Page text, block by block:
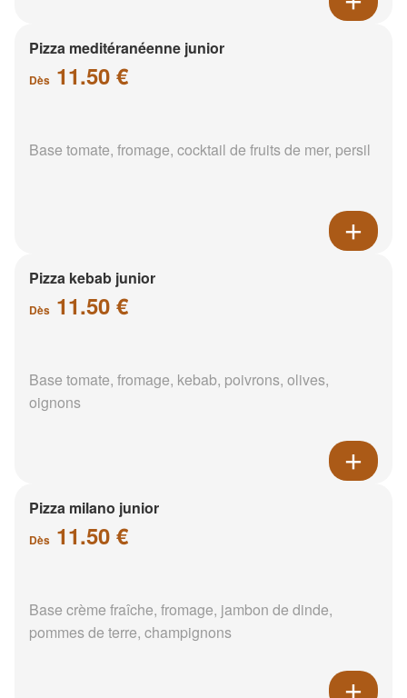
Pizza meditéranéenne junior
Dès 11.50 €
Base tomate, fromage, cocktail de fruits de mer, persil
Pizza kebab junior
Dès 11.50 €
Base tomate, fromage, kebab, poivrons, olives,
oignons
Pizza milano junior
Dès 11.50 €
Base crème fraîche, fromage, jambon de dinde,
pommes de terre, champignons